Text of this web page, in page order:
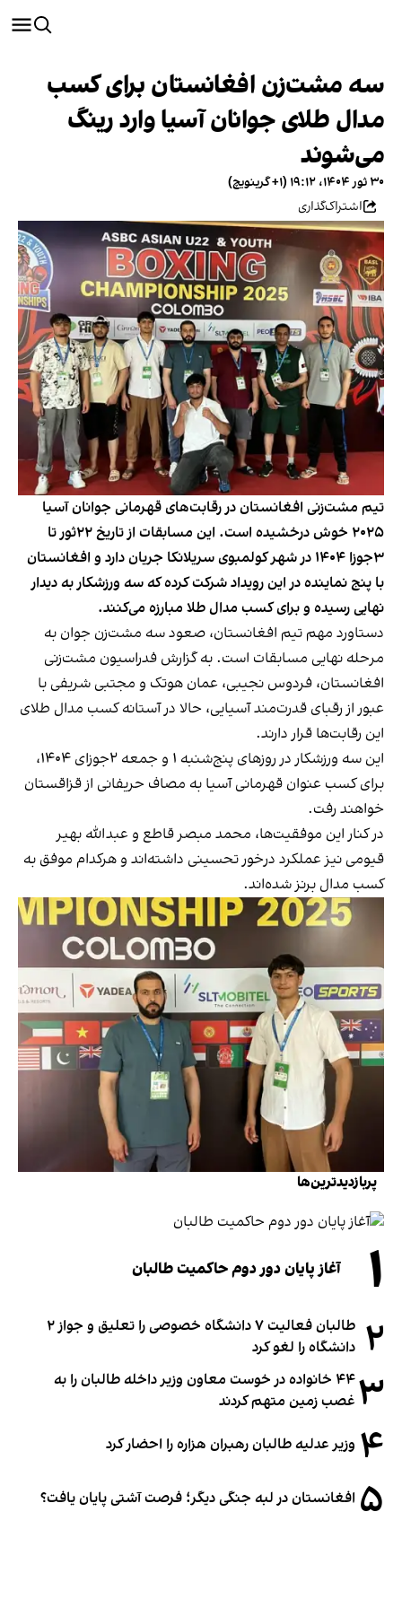
سه مشت‌زن افغانستان برای کسب
مدال طلای جوانان آسیا وارد رینگ
می‌شوند
۳۰ ثور ۱۴۰۴، ۱۹:۱۲ (‎+۱ گرینویچ)
اشتراک‌گذاری
تیم مشت‌زنی افغانستان در رقابت‌های قهرمانی جوانان آسیا
۲۰۲۵ خوش درخشیده است. این مسابقات از تاریخ ۲۲ثور تا
۳جوزا ۱۴۰۴ در شهر کولمبوی سریلانکا جریان دارد و افغانستان
با پنج نماینده در این رویداد شرکت کرده که سه ورزشکار به دیدار
نهایی رسیده و برای کسب مدال طلا مبارزه می‌کنند.
دستاورد مهم تیم افغانستان، صعود سه مشت‌زن جوان به
مرحله نهایی مسابقات است. به گزارش فدراسیون مشت‌زنی
افغانستان، فردوس نجیبی، عمان هوتک و مجتبی شریفی با
عبور از رقبای قدرت‌مند آسیایی، حالا در آستانه کسب مدال طلای
این رقابت‌ها قرار دارند.
این سه ورزشکار در روزهای پنج‌شنبه ۱ و جمعه ۲جوزای ۱۴۰۴،
برای کسب عنوان قهرمانی آسیا به مصاف حریفانی از قزاقستان
خواهند رفت.
در کنار این موفقیت‌ها، محمد مبصر قاطع و عبدالله بهیر
قیومی نیز عملکرد درخور تحسینی داشته‌اند و هرکدام موفق به
کسب مدال برنز شده‌اند.
پربازدیدترین‌ها
۱ آغاز پایان دور دوم حاکمیت طالبان
۲
طالبان فعالیت ۷ دانشگاه خصوصی را تعلیق و جواز ۲
دانشگاه را لغو کرد
۳
۴۴ خانواده در خوست معاون وزیر داخله طالبان را به
غصب زمین متهم کردند
۴ وزیر عدلیه طالبان رهبران هزاره را احضار کرد
۵ افغانستان در لبه جنگی دیگر؛ فرصت آشتی پایان یافت؟